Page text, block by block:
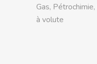
Gas, Pétrochimie,
à volute